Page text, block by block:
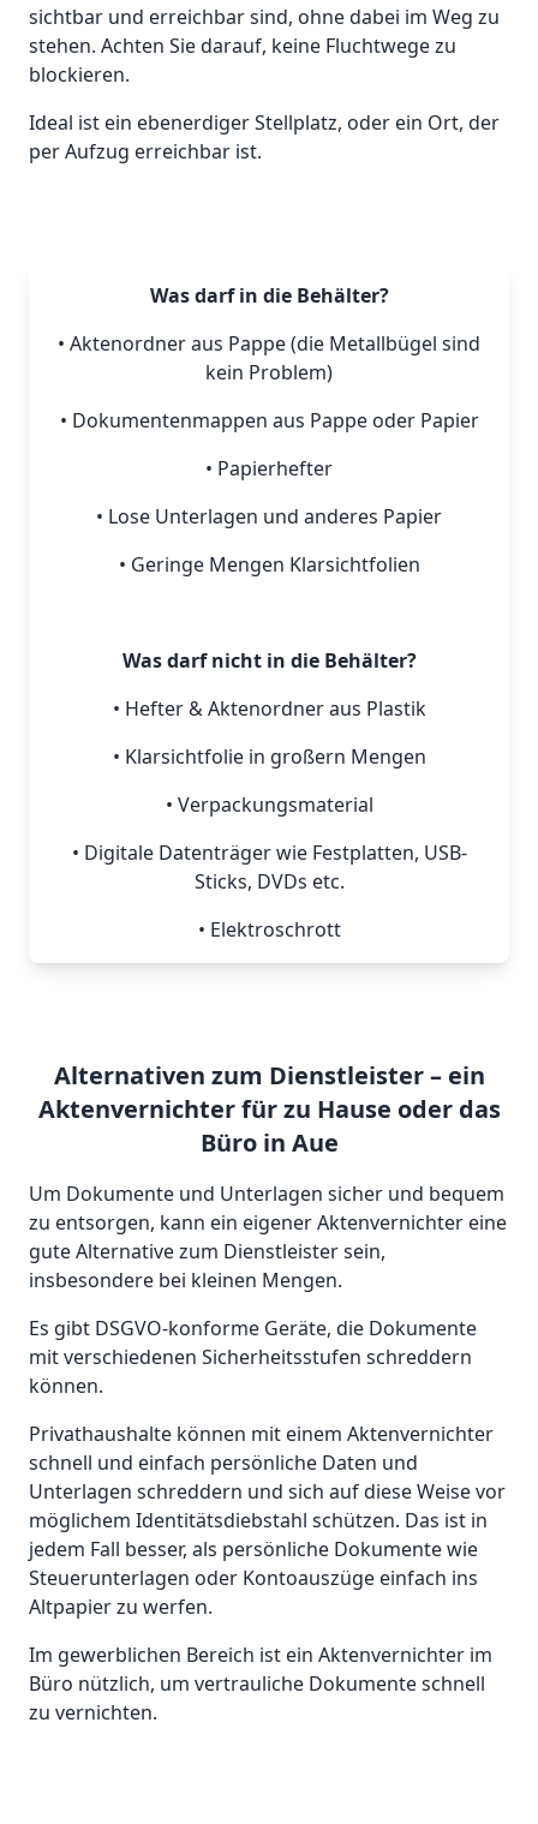
sichtbar und erreichbar sind, ohne dabei im Weg zu
stehen. Achten Sie darauf, keine Fluchtwege zu
blockieren.
Ideal ist ein ebenerdiger Stellplatz, oder ein Ort, der
per Aufzug erreichbar ist.
Was darf in die Behälter?
• Aktenordner aus Pappe (die Metallbügel sind
kein Problem)
• Dokumentenmappen aus Pappe oder Papier
• Papierhefter
• Lose Unterlagen und anderes Papier
• Geringe Mengen Klarsichtfolien
Was darf nicht in die Behälter?
• Hefter & Aktenordner aus Plastik
• Klarsichtfolie in großern Mengen
• Verpackungsmaterial
• Digitale Datenträger wie Festplatten, USB-
Sticks, DVDs etc.
• Elektroschrott
Alternativen zum Dienstleister – ein
Aktenvernichter für zu Hause oder das
Büro in Aue
Um Dokumente und Unterlagen sicher und bequem
zu entsorgen, kann ein eigener Aktenvernichter eine
gute Alternative zum Dienstleister sein,
insbesondere bei kleinen Mengen.
Es gibt DSGVO-konforme Geräte, die Dokumente
mit verschiedenen Sicherheitsstufen schreddern
können.
Privathaushalte können mit einem Aktenvernichter
schnell und einfach persönliche Daten und
Unterlagen schreddern und sich auf diese Weise vor
möglichem Identitätsdiebstahl schützen. Das ist in
jedem Fall besser, als persönliche Dokumente wie
Steuerunterlagen oder Kontoauszüge einfach ins
Altpapier zu werfen.
Im gewerblichen Bereich ist ein Aktenvernichter im
Büro nützlich, um vertrauliche Dokumente schnell
zu vernichten.